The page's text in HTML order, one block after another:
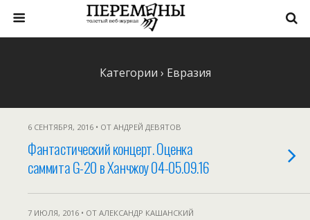
Категории › Евразия
6 СЕНТЯБРЯ, 2016 • ОТ АНДРЕЙ ДЕВЯТОВ
Фантастический концерт. Оценка
саммита G-20 в Ханчжоу 04-05.09.16
7 ИЮЛЯ, 2016 • ОТ АЛЕКСАНДР КАШАНСКИЙ